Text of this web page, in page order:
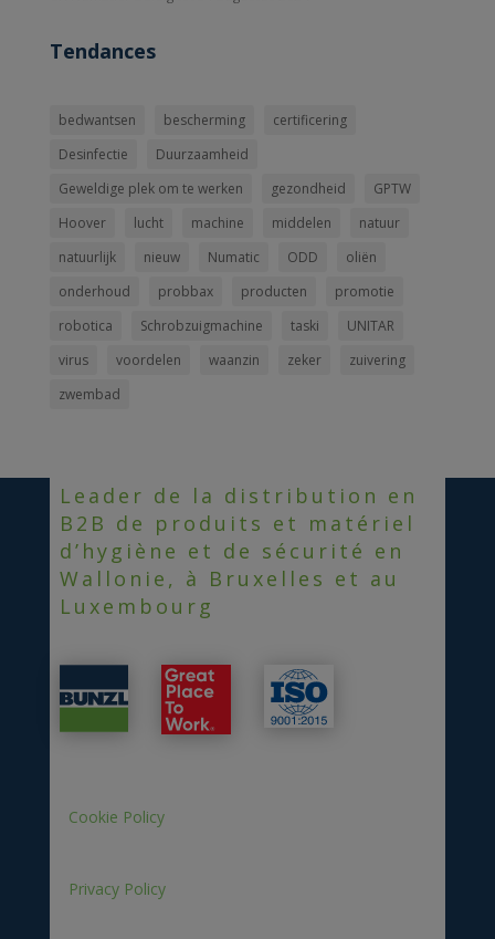
Tendances
bedwantsen bescherming
certificering
Desinfectie
Duurzaamheid
Geweldige plek om te werken
gezondheid
GPTW
Hoover
lucht machine middelen
natuur
natuurlijk
nieuw Numatic ODD
oliën
onderhoud
probbax producten
promotie
robotica
Schrobzuigmachine taski
UNITAR
virus
voordelen waanzin zeker
zuivering
zwembad
Leader de la distribution en
B2B de produits et matériel
d’hygiène et de sécurité en
Wallonie, à Bruxelles et au
Luxembourg
Cookie Policy
Privacy Policy